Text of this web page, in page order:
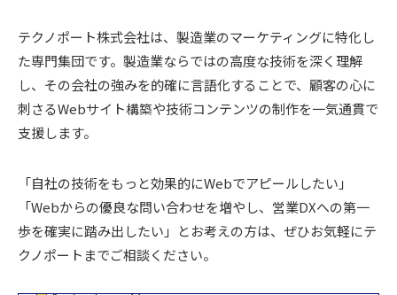
テクノポート株式会社は、製造業のマーケティングに特化し
た専門集団です。製造業ならではの高度な技術を深く理解
し、その会社の強みを的確に言語化することで、顧客の心に
刺さるWebサイト構築や技術コンテンツの制作を一気通貫で
支援します。
「自社の技術をもっと効果的にWebでアピールしたい」
「Webからの優良な問い合わせを増やし、営業DXへの第一
歩を確実に踏み出したい」とお考えの方は、ぜひお気軽にテ
クノポートまでご相談ください。